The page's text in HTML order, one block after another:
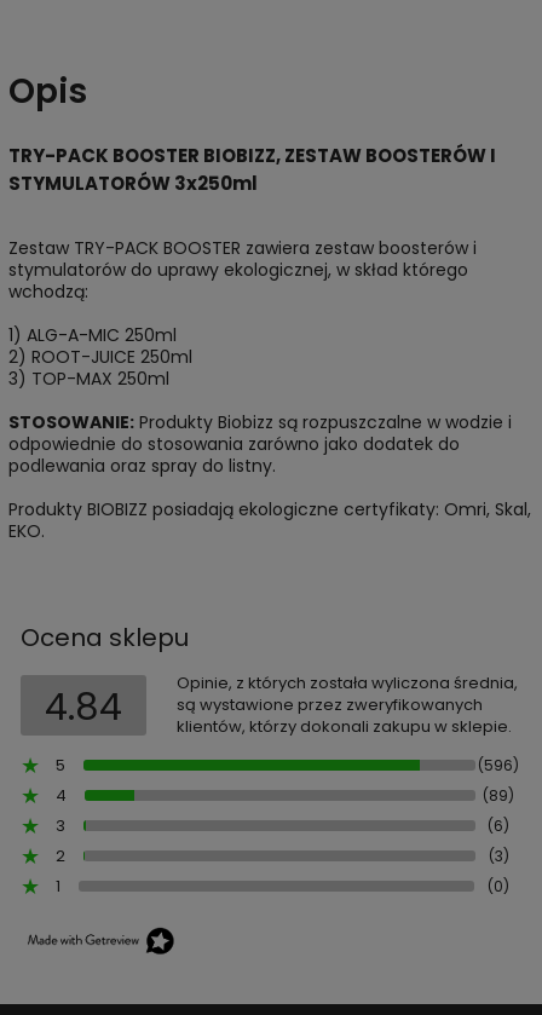
Opis
TRY-PACK BOOSTER BIOBIZZ, ZESTAW BOOSTERÓW I
STYMULATORÓW 3x250ml
Zestaw TRY-PACK BOOSTER zawiera zestaw boosterów i
stymulatorów do uprawy ekologicznej, w skład którego
wchodzą:
1) ALG-A-MIC 250ml
2) ROOT-JUICE 250ml
3) TOP-MAX 250ml
STOSOWANIE:Produkty Biobizz są rozpuszczalne w wodzie i
odpowiednie do stosowania zarówno jako dodatek do
podlewania oraz spray do listny.
Produkty BIOBIZZ posiadają ekologiczne certyfikaty: Omri, Skal,
EKO.
Ocena sklepu
4.84
Opinie, z których została wyliczona średnia,
są wystawione przez zweryfikowanych
klientów, którzy dokonali zakupu w sklepie.
5
(596)
4 (89)
3 (6)
2 (3)
1 (0)